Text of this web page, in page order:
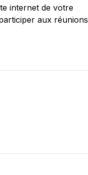
internet de votre
aux réunions